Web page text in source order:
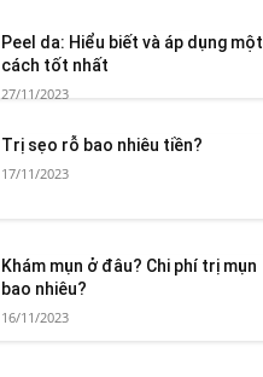
Peel da: Hiểu biết và áp dụng một
cách tốt nhất
27/11/2023
Trị sẹo rỗ bao nhiêu tiền?
17/11/2023
Khám mụn ở đâu? Chi phí trị mụn
bao nhiêu?
16/11/2023